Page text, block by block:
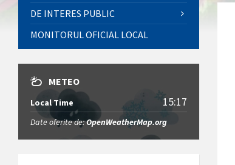
DE INTERES PUBLIC
MONITORUL OFICIAL LOCAL
METEO
Local Time 15:17
Date oferite de:OpenWeatherMap.org